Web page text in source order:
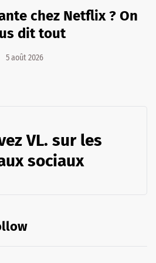
chez Netflix ? On
dit tout
5 août 2026
VL. sur les
sociaux